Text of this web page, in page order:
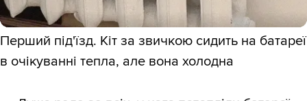
Перший під'їзд. Кіт за звичкою сидить на батареї
в очікуванні тепла, але вона холодна